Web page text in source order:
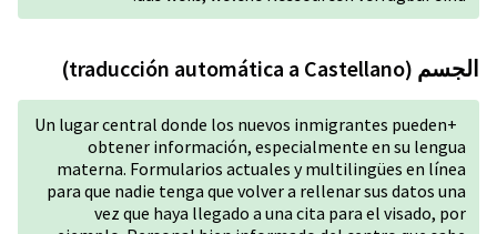
Un lugar central donde los
obtener información,
materna. Formularios
para que nadie tenga que
vez que haya llegado